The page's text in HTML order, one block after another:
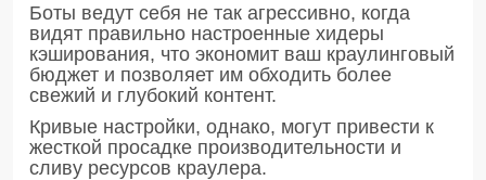
Боты ведут себя не так агрессивно, когда
видят правильно настроенные хидеры
кэширования, что экономит ваш краулинговый
бюджет и позволяет им обходить более
свежий и глубокий контент.
Кривые настройки, однако, могут привести к
жесткой просадке производительности и
сливу ресурсов краулера.